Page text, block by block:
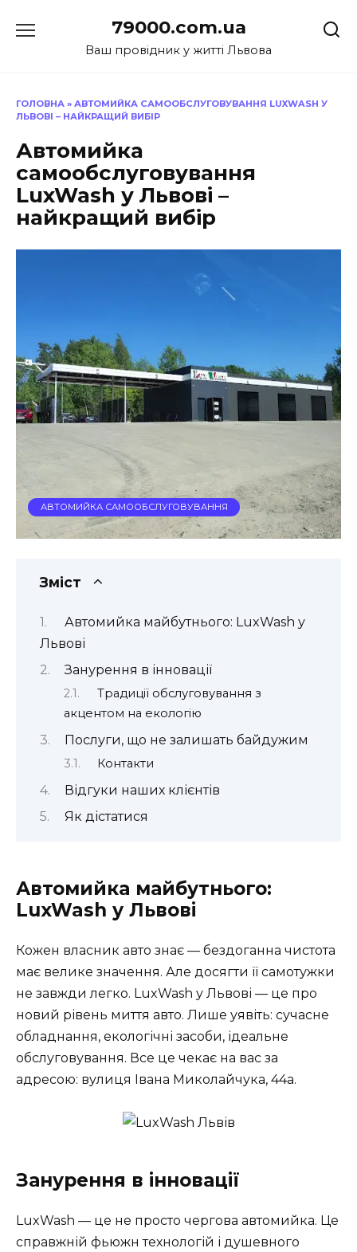
до
79000.com.ua
Ваш провідник у житті Львова
ГОЛОВНА » АВТОМИЙКА САМООБСЛУГОВУВАННЯ LUXWASH У
ЛЬВОВІ – НАЙКРАЩИЙ ВИБІР
Автомийка
самообслуговування
LuxWash у Львові –
найкращий вибір
АВТОМИЙКА САМООБСЛУГОВУВАННЯ
Зміст
Автомийка майбутнього: LuxWash у
Львові
Занурення в інновації
Традиції обслуговування з
акцентом на екологію
Послуги, що не залишать байдужим
Контакти
Відгуки наших клієнтів
Як дістатися
Автомийка майбутнього:
LuxWash у Львові
Кожен власник авто знає — бездоганна чистота
має велике значення. Але досягти її самотужки
не завжди легко. LuxWash у Львові — це про
новий рівень миття авто. Лише уявіть: сучасне
обладнання, екологічні засоби, ідеальне
обслуговування. Все це чекає на вас за
адресою: вулиця Івана Миколайчука, 44а.
Занурення в інновації
LuxWash — це не просто чергова автомийка. Це
справжній фьюжн технологій і душевного